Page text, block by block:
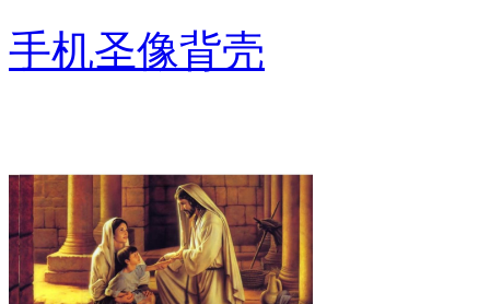
手机圣像背壳